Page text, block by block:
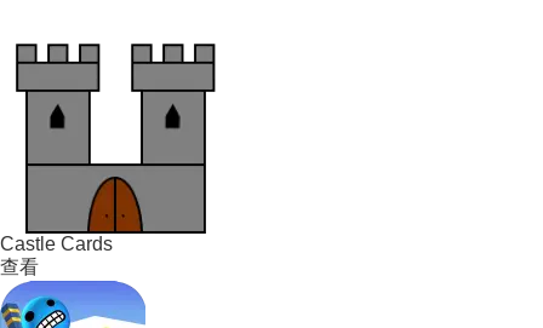
Castle Cards
查看